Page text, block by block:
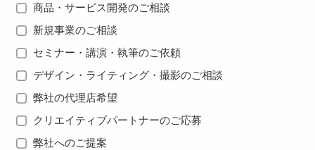
商品・サービス開発のご相談
新規事業のご相談
セミナー・講演・執筆のご依頼
デザイン・ライティング・撮影のご相談
弊社の代理店希望
クリエイティブパートナーのご応募
弊社へのご提案